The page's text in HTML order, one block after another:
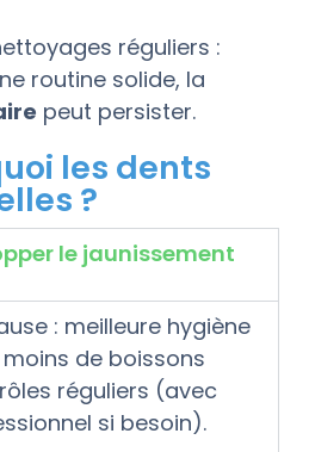
réguliers :
routine solide, la
peut persister.
les dents
?
le jaunissement
: meilleure hygiène
de boissons
réguliers (avec
si besoin).